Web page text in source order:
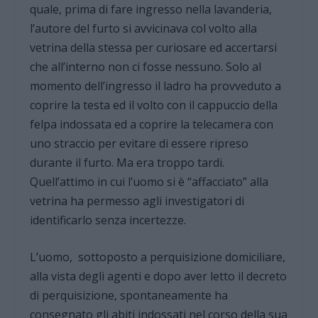
quale, prima di fare ingresso nella lavanderia,
l’autore del furto si avvicinava col volto alla
vetrina della stessa per curiosare ed accertarsi
che all’interno non ci fosse nessuno. Solo al
momento dell’ingresso il ladro ha provveduto a
coprire la testa ed il volto con il cappuccio della
felpa indossata ed a coprire la telecamera con
uno straccio per evitare di essere ripreso
durante il furto. Ma era troppo tardi.
Quell’attimo in cui l’uomo si è “affacciato” alla
vetrina ha permesso agli investigatori di
identificarlo senza incertezze.
L’uomo, sottoposto a perquisizione domiciliare,
alla vista degli agenti e dopo aver letto il decreto
di perquisizione, spontaneamente ha
consegnato gli abiti indossati nel corso della sua